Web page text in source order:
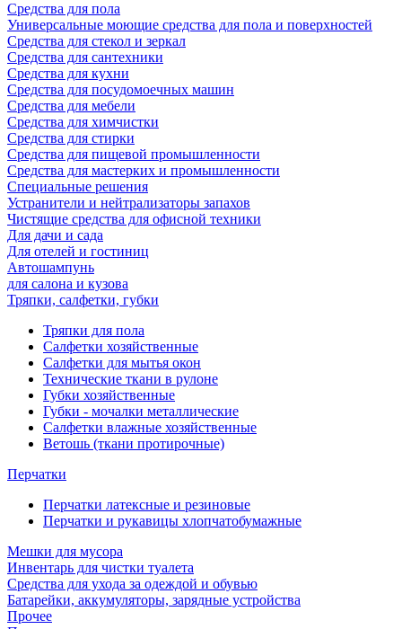
Средства для пола
Универсальные моющие средства для пола и поверхностей
Средства для стекол и зеркал
Средства для сантехники
Средства для кухни
Средства для посудомоечных машин
Средства для мебели
Средства для химчистки
Средства для стирки
Средства для пищевой промышленности
Средства для мастерких и промышленности
Специальные решения
Устранители и нейтрализаторы запахов
Чистящие средства для офисной техники
Для дачи и сада
Для отелей и гостиниц
Автошампунь
для салона и кузова
Тряпки, салфетки, губки
Тряпки для пола
Салфетки хозяйственные
Салфетки для мытья окон
Технические ткани в рулоне
Губки хозяйственные
Губки - мочалки металлические
Салфетки влажные хозяйственные
Ветошь (ткани протирочные)
Перчатки
Перчатки латексные и резиновые
Перчатки и рукавицы хлопчатобумажные
Мешки для мусора
Инвентарь для чистки туалета
Средства для ухода за одеждой и обувью
Батарейки, аккумуляторы, зарядные устройства
Прочее